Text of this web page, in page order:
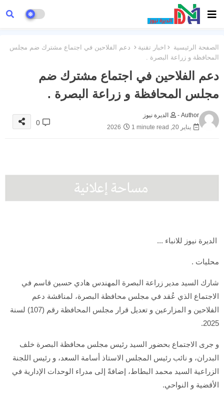
الصفحة الرئيسية اخبار تقنية
دعم الفلاحين في اجتماع مشترك ضم مجلس
المحافظة و زراعة البصرة .
دعم الفلاحين في اجتماع مشترك ضم
مجلس المحافظة و زراعة البصرة .
Author -
الديرة نيوز
يناير 20, 2026
1 minute read
0
الديرة نيوز للانباء ...
محليات .
شارك السيد مدير زراعة البصرة المهندس هادي حسين قاسم في
الاجتماع الذي عُقد في مجلس محافظة البصرة، لمناقشة دعم
الفلاحين و المزارعين و تعديل قرار مجلس المحافظة رقم (107) لسنة
2025.
و جرى الاجتماع بحضور السيد رئيس مجلس محافظة البصرة خلف
البدران، و نائب رئيس المجلس الاستاذ أسامة السعد، و رئيس اللجنة
الزراعية السيد محمد البطاط، إضافةً إلى مدراء الوحدات الإدارية في
الأقضية و النواحي.